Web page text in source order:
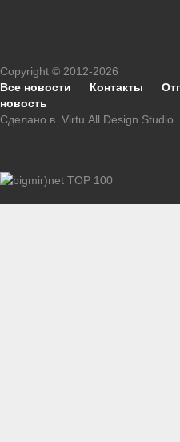
Copyright © 2012-2026
Все новости
Контакты
новость
Сделано в Virtu.All.Design Studio